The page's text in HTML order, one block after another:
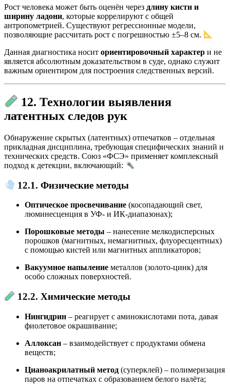
Рост человека может быть оценён через длину кисти и
ширину ладони, которые коррелируют с общей
антропометрией. Существуют регрессионные модели,
позволяющие рассчитать рост с погрешностью ±5–8 см.
Данная диагностика носит ориентировочный характер и не
является абсолютным доказательством в суде, однако служит
важным ориентиром для построения следственных версий.
12. Технологии выявления
латентных следов рук
Обнаружение скрытых (латентных) отпечатков – отдельная
прикладная дисциплина, требующая специфических знаний и
технических средств. Союз «ФСЭ» применяет комплексный
подход к детекции, включающий:
12.1. Физические методы
Оптическое просвечивание (косопадающий свет,
люминесценция в УФ- и ИК-диапазонах);
Порошковые методы – нанесение мелкодисперсных
порошков (магнитных, немагнитных, флуоресцентных)
с помощью кистей или магнитных аппликаторов;
Вакуумное напыление металлов (золото-цинк) для
особо сложных поверхностей.
12.2. Химические методы
Нингидрин – реагирует с аминокислотами пота, давая
фиолетовое окрашивание;
Аллоксан – взаимодействует с продуктами обмена
веществ;
Цианоакрилатный метод (суперклей) – полимеризация
паров на отпечатках с образованием белого налёта;